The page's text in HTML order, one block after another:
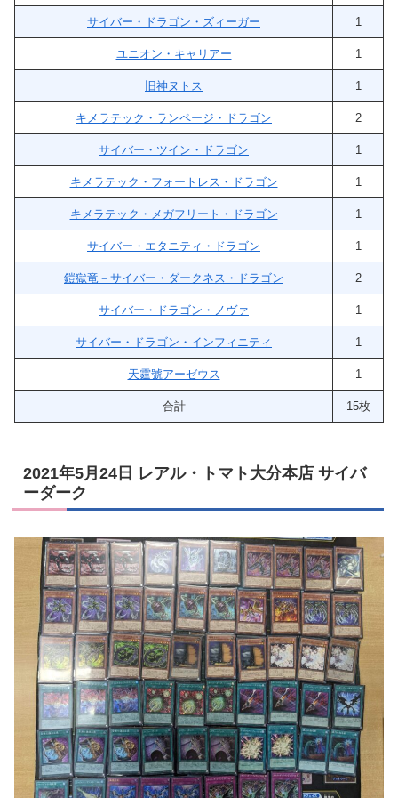
サイバー・ドラゴン・ズィーガー 1
ユニオン・キャリアー 1
旧神ヌトス 1
キメラテック・ランページ・ドラゴン 2
サイバー・ツイン・ドラゴン 1
キメラテック・フォートレス・ドラゴン 1
キメラテック・メガフリート・ドラゴン 1
サイバー・エタニティ・ドラゴン 1
鎧獄竜－サイバー・ダークネス・ドラゴン 2
サイバー・ドラゴン・ノヴァ 1
サイバー・ドラゴン・インフィニティ 1
天霆號アーゼウス 1
合計 15枚
2021年5月24日 レアル・トマト大分本店 サイバ
ーダーク